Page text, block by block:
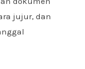
jujur, dan